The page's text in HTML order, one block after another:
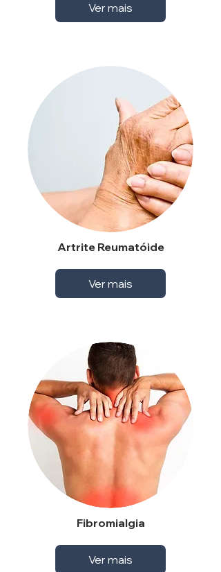
Ver mais
Artrite Reumatóide
Ver mais
Fibromialgia
Ver mais